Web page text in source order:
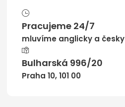
Pracujeme 24/7
mluvíme anglicky a česky
Bulharská 996/20
Praha 10, 101 00